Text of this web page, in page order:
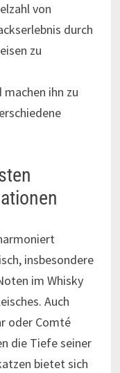
von
durch
zu
ihn zu
insbesondere
im Whisky
Auch
oder Comté
die Tiefe seiner
bietet sich